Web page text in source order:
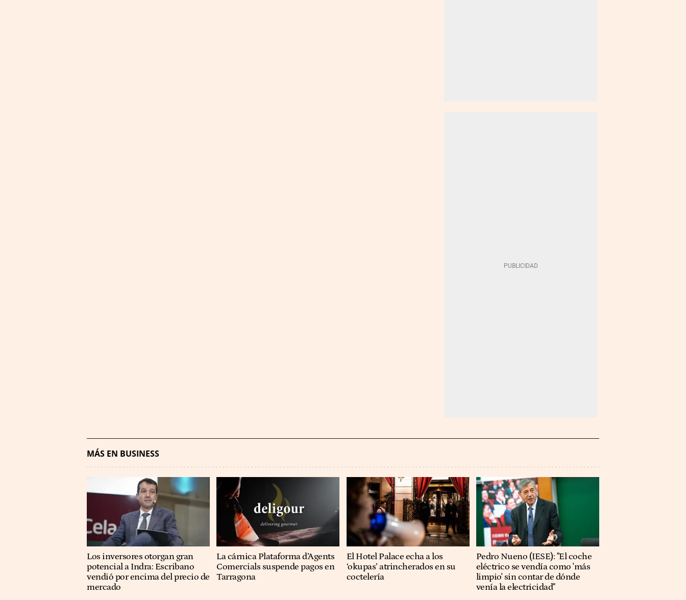
MÁS EN BUSINESS
Los inversores otorgan gran
potencial a Indra: Escribano
vendió por encima del precio de
mercado
La cárnica Plataforma d’Agents
Comercials suspende pagos en
Tarragona
El Hotel Palace echa a los
‘okupas’ atrincherados en su
coctelería
Pedro Nueno (IESE): "El coche
eléctrico se vendía como 'más
limpio' sin contar de dónde
venía la electricidad"